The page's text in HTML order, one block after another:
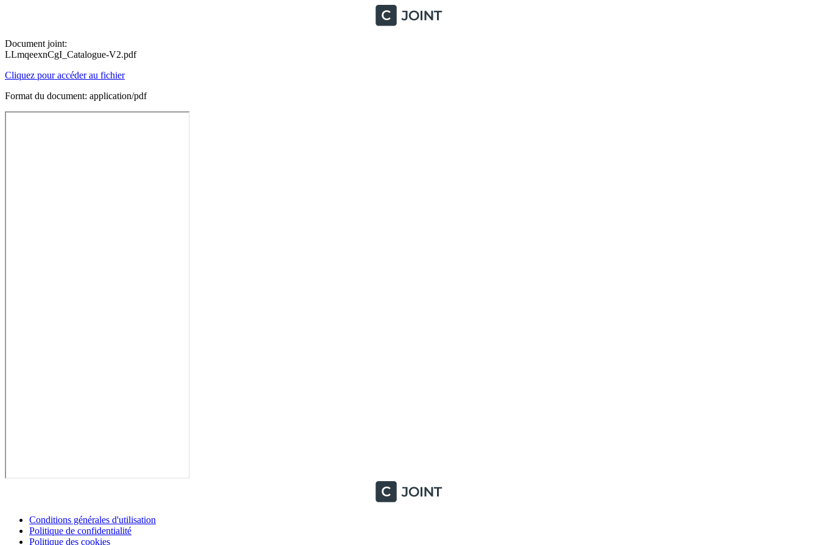
Document joint:
LLmqeexnCgI_Catalogue-V2.pdf
Cliquez pour accéder au fichier
Format du document: application/pdf
Conditions générales d'utilisation
Politique de confidentialité
Politique des cookies